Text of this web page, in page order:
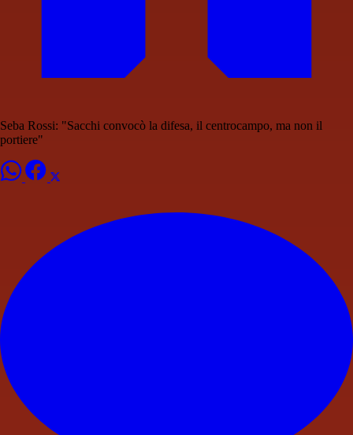
Seba Rossi: "Sacchi convocò la difesa, il centrocampo, ma non il
portiere"